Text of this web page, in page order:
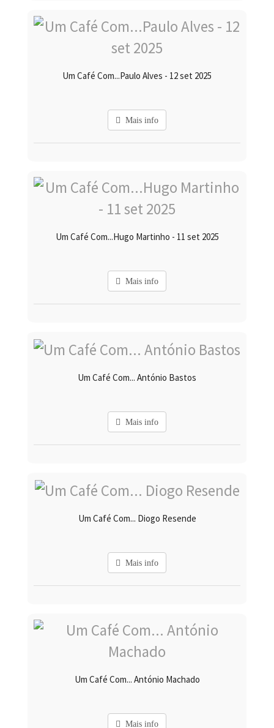
Um Café Com...Paulo Alves - 12 set 2025
Mais info
Um Café Com...Hugo Martinho - 11 set 2025
Mais info
Um Café Com... António Bastos
Mais info
Um Café Com... Diogo Resende
Mais info
Um Café Com... António Machado
Mais info